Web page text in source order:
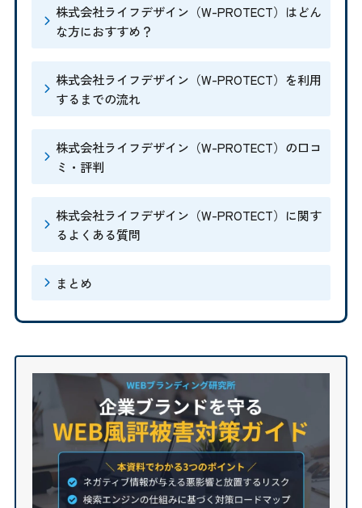
株式会社ライフデザイン（W-PROTECT）はどん
な方におすすめ？
株式会社ライフデザイン（W-PROTECT）を利用
するまでの流れ
株式会社ライフデザイン（W-PROTECT）の口コ
ミ・評判
株式会社ライフデザイン（W-PROTECT）に関す
るよくある質問
まとめ